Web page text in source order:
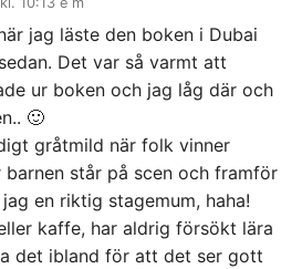
jag läste den boken i Dubai
Det var så varmt att
ur boken och jag låg där och
🙂
gråtmild när folk vinner
barnen står på scen och framför
en riktig stagemum, haha!
kaffe, har aldrig försökt lära
det ibland för att det ser gott